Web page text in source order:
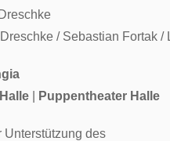
/ Sebastian Fortak /
Puppentheater Halle
Unterstützung des